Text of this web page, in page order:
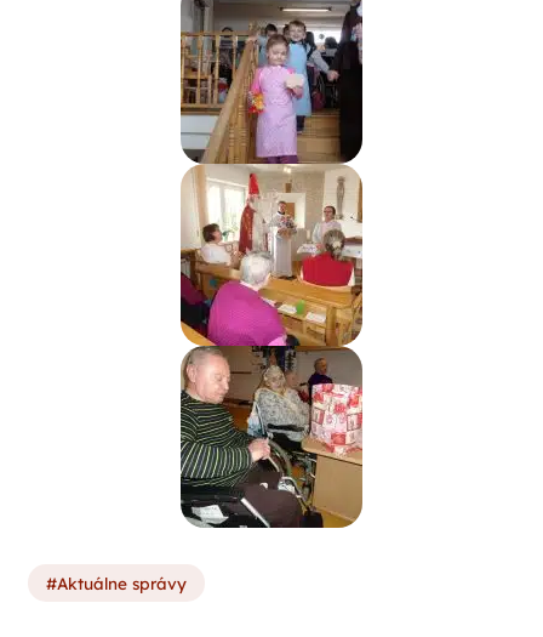
Aktuálne správy